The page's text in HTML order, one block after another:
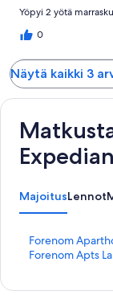
Yöpyi 2 yötä
0
Näytä kaikki 3
MajoitusLennot
Forenom
K
o
Forenom Apts
K